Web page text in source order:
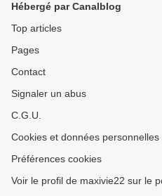
Hébergé par Canalblog
Top articles
Pages
Contact
Signaler un abus
C.G.U.
Cookies et données personnelles
Préférences cookies
Voir le profil de maxivie22 sur le